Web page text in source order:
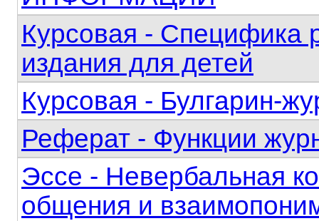
Курсовая - Специфика
издания для детей
Курсовая - Булгарин-
Реферат - Функции
Эссе - Невербальная
общения и